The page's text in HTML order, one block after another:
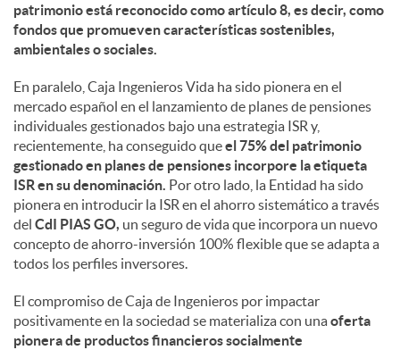
patrimonio está reconocido como artículo 8, es decir, como
fondos que promueven características sostenibles,
ambientales o sociales.
En paralelo, Caja Ingenieros Vida ha sido pionera en el
mercado español en el lanzamiento de planes de pensiones
individuales gestionados bajo una estrategia ISR y,
recientemente, ha conseguido queel 75% del patrimonio
gestionado en planes de pensiones incorpore la etiqueta
ISR en su denominación. Por otro lado, la Entidad ha sido
pionera en introducir la ISR en el ahorro sistemático a través
del CdI PIAS GO, un seguro de vida que incorpora un nuevo
concepto de ahorro-inversión 100% flexible que se adapta a
todos los perfiles inversores.
El compromiso de Caja de Ingenieros por impactar
positivamente en la sociedad se materializa con unaoferta
pionera de productos financieros socialmente